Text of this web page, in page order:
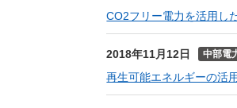
CO2フリー電力を活用し
2018年11月12日 中部電
再生可能エネルギーの活